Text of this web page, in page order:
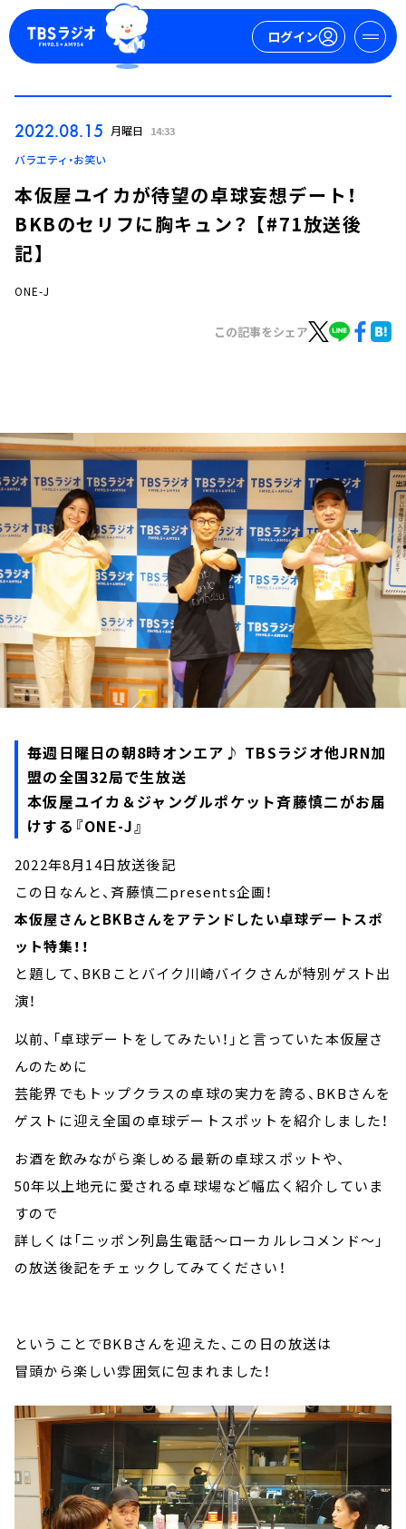
ログイン
ログイン
イベント・グッズ
YouTube
会社情報
2022.08.15 月曜日 14:33
バラエティ・お笑い
本仮屋ユイカが待望の卓球妄想デート！
BKBのセリフに胸キュン？ 【#71放送後
記】
ONE-J
この記事をシェア
毎週日曜日の朝8時オンエア♪ TBSラジオ他JRN加
盟の全国32局で生放送
本仮屋ユイカ＆ジャングルポケット斉藤慎二がお届
けする『ONE-J』
2022年8月14日放送後記
この日なんと、斉藤慎二presents企画！
本仮屋さんとBKBさんをアテンドしたい卓球デートスポ
ット特集！！
と題して、BKBことバイク川崎バイクさんが特別ゲスト出
演！
以前、「卓球デートをしてみたい！」と言っていた本仮屋さ
んのために
芸能界でもトップクラスの卓球の実力を誇る、BKBさんを
ゲストに迎え全国の卓球デートスポットを紹介しました！
お酒を飲みながら楽しめる最新の卓球スポットや、
50年以上地元に愛される卓球場など幅広く紹介していま
すので
詳しくは「ニッポン列島生電話～ローカルレコメンド～」
の放送後記をチェックしてみてください！
ということでBKBさんを迎えた、この日の放送は
冒頭から楽しい雰囲気に包まれました！